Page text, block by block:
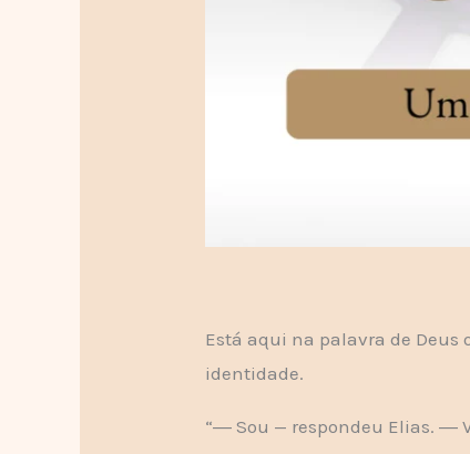
Está aqui na palavra de Deus
identidade.
“― Sou — respondeu Elias. ―